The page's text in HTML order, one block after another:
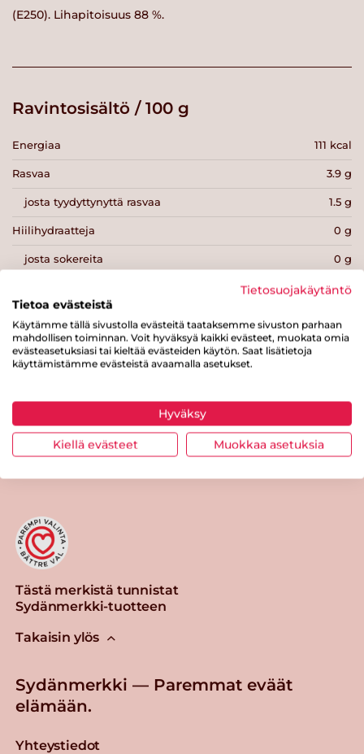
(E250). Lihapitoisuus 88 %.
Ravintosisältö / 100 g
Energiaa 111 kcal
Rasvaa 3.9 g
josta tyydyttynyttä rasvaa 1.5 g
Hiilihydraatteja 0 g
josta sokereita 0 g
0 g
Suolaa 1.8 g
Tulosta sivu Jaa tuote
Tästä merkistä tunnistat
Sydänmerkki-tuotteen
Takaisin ylös
Sydänmerkki — Paremmat eväät
elämään.
Yhteystiedot
Tietosuojakäytäntö
Tietoa evästeistä
Käytämme tällä sivustolla evästeitä taataksemme sivuston parhaan
mahdollisen toiminnan. Voit hyväksyä kaikki evästeet, muokata omia
evästeasetuksiasi tai kieltää evästeiden käytön. Saat lisätietoja
käyttämistämme evästeistä avaamalla asetukset.
Hyväksy
Kiellä evästeet Muokkaa asetuksia